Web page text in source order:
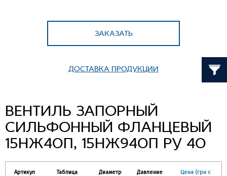
ЗАКАЗАТЬ
ДОСТАВКА ПРОДУКЦИИ
ВЕНТИЛЬ ЗАПОРНЫЙ
СИЛЬФОННЫЙ ФЛАНЦЕВЫЙ
15НЖ40П, 15НЖ940П РУ 40
Артикул
Таблица
Диаметр
Давление
Цена (грн с